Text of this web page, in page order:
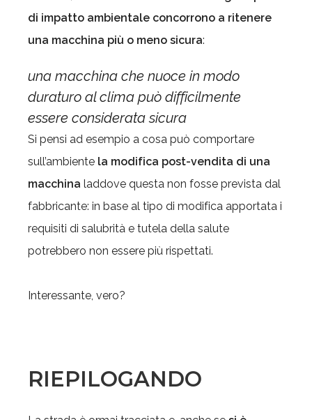
di impatto ambientale concorrono a ritenere
una macchina più o meno sicura:
una macchina che nuoce in modo
duraturo al clima può difficilmente
essere considerata sicura
Si pensi ad esempio a cosa può comportare
sull’ambiente la modifica post-vendita di una
macchina laddove questa non fosse prevista dal
fabbricante: in base al tipo di modifica apportata i
requisiti di salubrità e tutela della salute
potrebbero non essere più rispettati.
Interessante, vero?
RIEPILOGANDO